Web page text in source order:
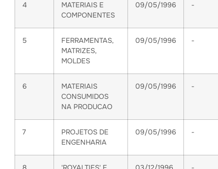
4
MATERIAIS E
COMPONENTES
09/05/1996 -
5
FERRAMENTAS,
MATRIZES,
MOLDES
09/05/1996 -
6
MATERIAIS
CONSUMIDOS
NA PRODUCAO
09/05/1996 -
7
PROJETOS DE
ENGENHARIA
09/05/1996 -